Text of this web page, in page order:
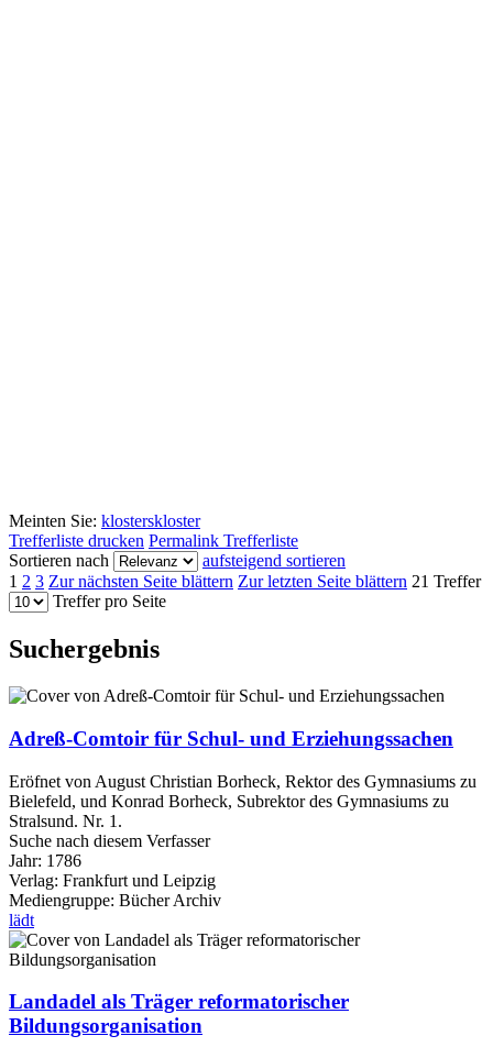
Meinten Sie: klosterskloster
Trefferliste drucken Permalink Trefferliste
Sortieren nach
aufsteigend sortieren
1 2 3 Zur nächsten Seite blättern Zur letzten Seite blättern 21 Treffer
Treffer pro Seite
Suchergebnis
Adreß-Comtoir für Schul- und Erziehungssachen
Eröfnet von August Christian Borheck, Rektor des Gymnasiums zu
Bielefeld, und Konrad Borheck, Subrektor des Gymnasiums zu
Stralsund. Nr. 1.
Suche nach diesem Verfasser
Jahr: 1786
Verlag: Frankfurt und Leipzig
Mediengruppe: Bücher Archiv
lädt
Landadel als Träger reformatorischer
Bildungsorganisation